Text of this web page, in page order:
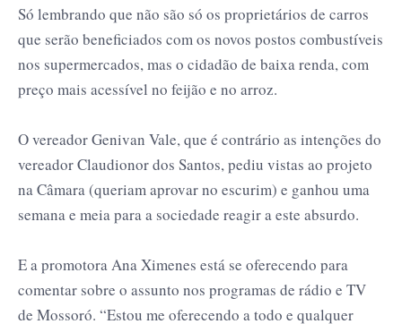
Só lembrando que não são só os proprietários de carros
que serão beneficiados com os novos postos combustíveis
nos supermercados, mas o cidadão de baixa renda, com
preço mais acessível no feijão e no arroz.
O vereador Genivan Vale, que é contrário as intenções do
vereador Claudionor dos Santos, pediu vistas ao projeto
na Câmara (queriam aprovar no escurim) e ganhou uma
semana e meia para a sociedade reagir a este absurdo.
E a promotora Ana Ximenes está se oferecendo para
comentar sobre o assunto nos programas de rádio e TV
de Mossoró. “Estou me oferecendo a todo e qualquer